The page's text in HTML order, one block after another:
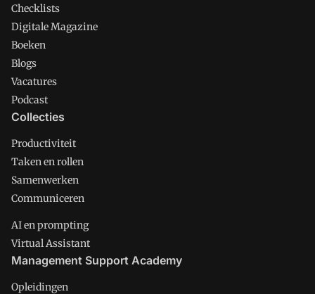
Checklists
Digitale Magazine
Boeken
Blogs
Vacatures
Podcast
Collecties
Productiviteit
Taken en rollen
Samenwerken
Communiceren
AI en prompting
Virtual Assistant
Management Support Academy
Opleidingen